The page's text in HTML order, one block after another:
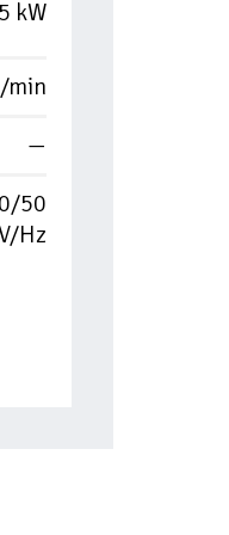
kW
min
—
50
Hz